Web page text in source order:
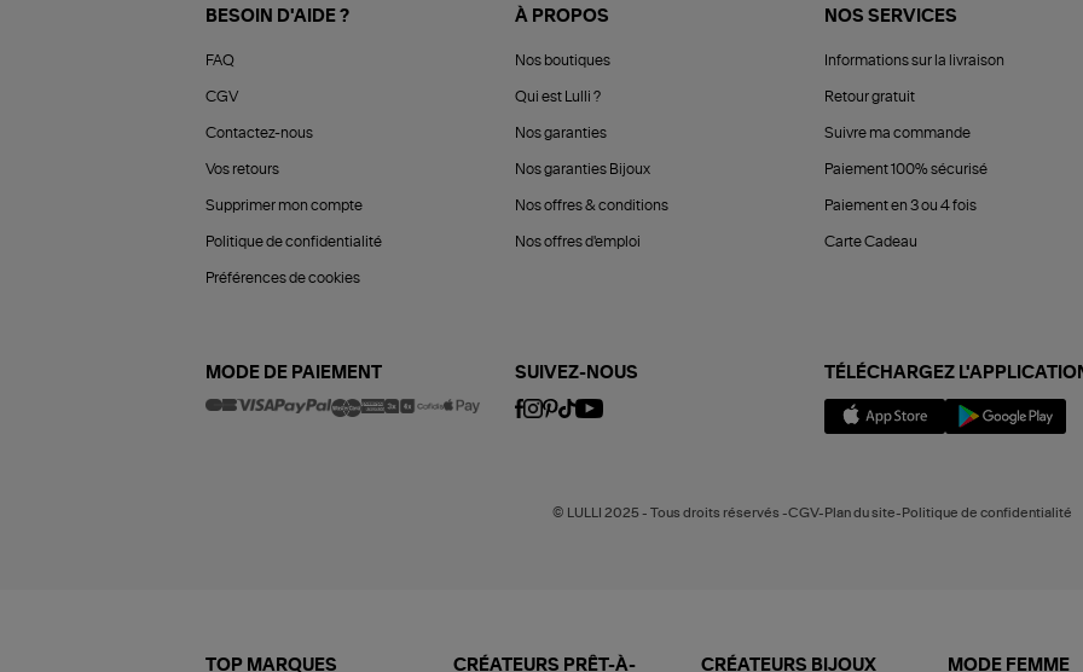
BESOIN D'AIDE ?
FAQ
CGV
Contactez-nous
Vos retours
Supprimer mon compte
Politique de confidentialité
Préférences de cookies
À PROPOS
Nos boutiques
Qui est Lulli ?
Nos garanties
Nos garanties Bijoux
Nos offres & conditions
Nos offres d'emploi
NOS SERVICES
Informations sur la livraison
Retour gratuit
Suivre ma commande
Paiement 100% sécurisé
Paiement en 3 ou 4 fois
Carte Cadeau
MODE DE PAIEMENT SUIVEZ-NOUS TÉLÉCHARGEZ
© LULLI 2025 - Tous droits réservés -CGV-Plan du site-Politique de confidentialité
TOP MARQUES CRÉATEURS PRÊT-À- CRÉATEURS BIJOUX MODE FEMME